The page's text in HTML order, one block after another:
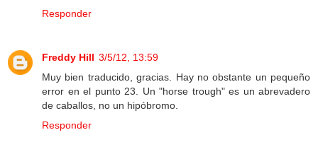
Responder
Freddy Hill 3/5/12, 13:59
Muy bien traducido, gracias. Hay no obstante un pequeño
error en el punto 23. Un "horse trough" es un abrevadero
de caballos, no un hipóbromo.
Responder